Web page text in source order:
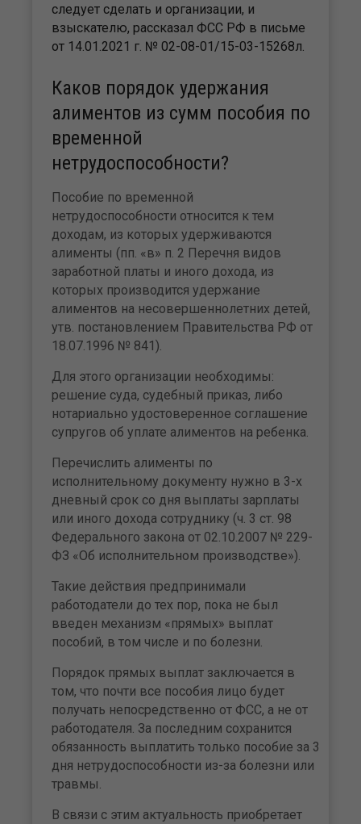
следует сделать и организации, и
взыскателю, рассказал ФСС РФ в письме
от 14.01.2021 г. № 02-08-01/15-03-15268л.
Каков порядок удержания
алиментов из сумм пособия по
временной
нетрудоспособности?
Пособие по временной
нетрудоспособности относится к тем
доходам, из которых удерживаются
алименты (пп. «в» п. 2 Перечня видов
заработной платы и иного дохода, из
которых производится удержание
алиментов на несовершеннолетних детей,
утв. постановлением Правительства РФ от
18.07.1996 № 841).
Для этого организации необходимы:
решение суда, судебный приказ, либо
нотариально удостоверенное соглашение
супругов об уплате алиментов на ребенка.
Перечислить алименты по
исполнительному документу нужно в 3-х
дневный срок со дня выплаты зарплаты
или иного дохода сотруднику (ч. 3 ст. 98
Федерального закона от 02.10.2007 № 229-
ФЗ «Об исполнительном производстве»).
Такие действия предпринимали
работодатели до тех пор, пока не был
введен механизм «прямых» выплат
пособий, в том числе и по болезни.
Порядок прямых выплат заключается в
том, что почти все пособия лицо будет
получать непосредственно от ФСС, а не от
работодателя. За последним сохранится
обязанность выплатить только пособие за 3
дня нетрудоспособности из-за болезни или
травмы.
В связи с этим актуальность приобретает